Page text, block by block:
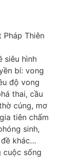
Thiên
siêu hình
bí: vong
độ vong
thai, cầu
cúng, mơ
tiên chấm
sinh,
khác…
cuộc sống